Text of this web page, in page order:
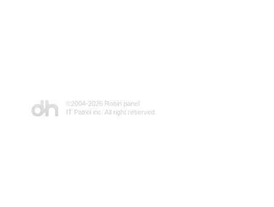
©2004-2026 Robin panel
IT Patrol inc. All right reserved.